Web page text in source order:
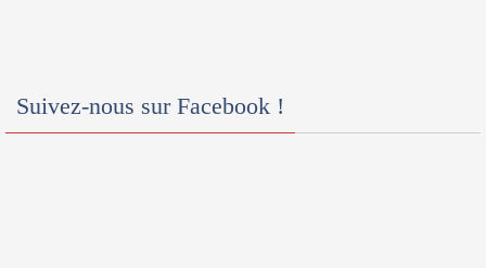
Suivez-nous sur Facebook !